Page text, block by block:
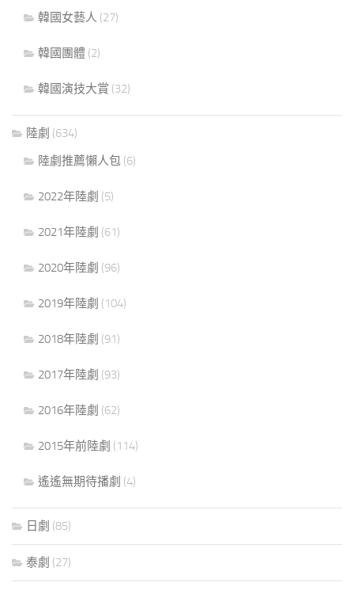
韓國女藝人 (27)
韓國團體 (2)
韓國演技大賞 (32)
陸劇 (634)
陸劇推薦懶人包 (6)
2022年陸劇 (5)
2021年陸劇 (61)
2020年陸劇 (96)
2019年陸劇 (104)
2018年陸劇 (91)
2017年陸劇 (93)
2016年陸劇 (62)
2015年前陸劇 (114)
遙遙無期待播劇 (4)
日劇 (85)
泰劇 (27)